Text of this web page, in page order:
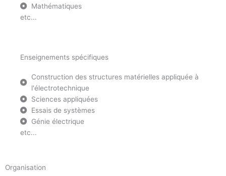
Mathématiques
etc...
Enseignements spécifiques
Construction des structures matérielles appliquée à
l'électrotechnique
Sciences appliquées
Essais de systèmes
Génie électrique
etc...
Organisation